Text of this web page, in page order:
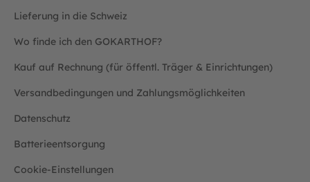
Lieferung in die Schweiz
Wo finde ich den GOKARTHOF?
Kauf auf Rechnung (für öffentl. Träger & Einrichtungen)
Versandbedingungen und Zahlungsmöglichkeiten
Datenschutz
Batterieentsorgung
Cookie-Einstellungen